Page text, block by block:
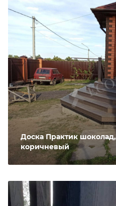
Доска Практик
коричневый